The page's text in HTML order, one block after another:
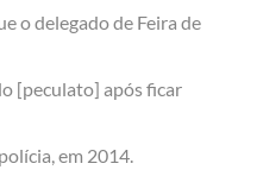
o delegado de Feira de
[peculato] após ficar
em 2014.